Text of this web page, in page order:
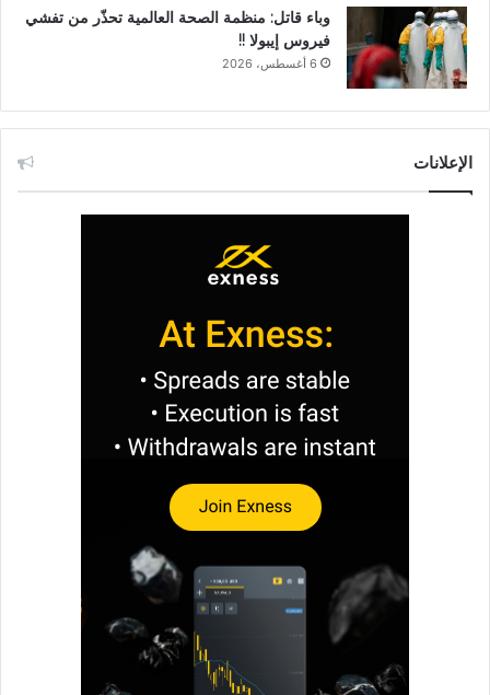
وباء قاتل: منظمة الصحة العالمية تحذّر من تفشي
فيروس إيبولا !!
6 أغسطس، 2026
الإعلانات